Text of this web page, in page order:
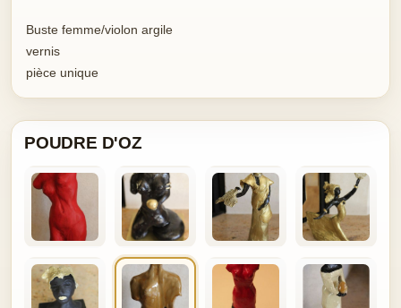
Buste femme/violon argile
vernis
pièce unique
POUDRE D'OZ